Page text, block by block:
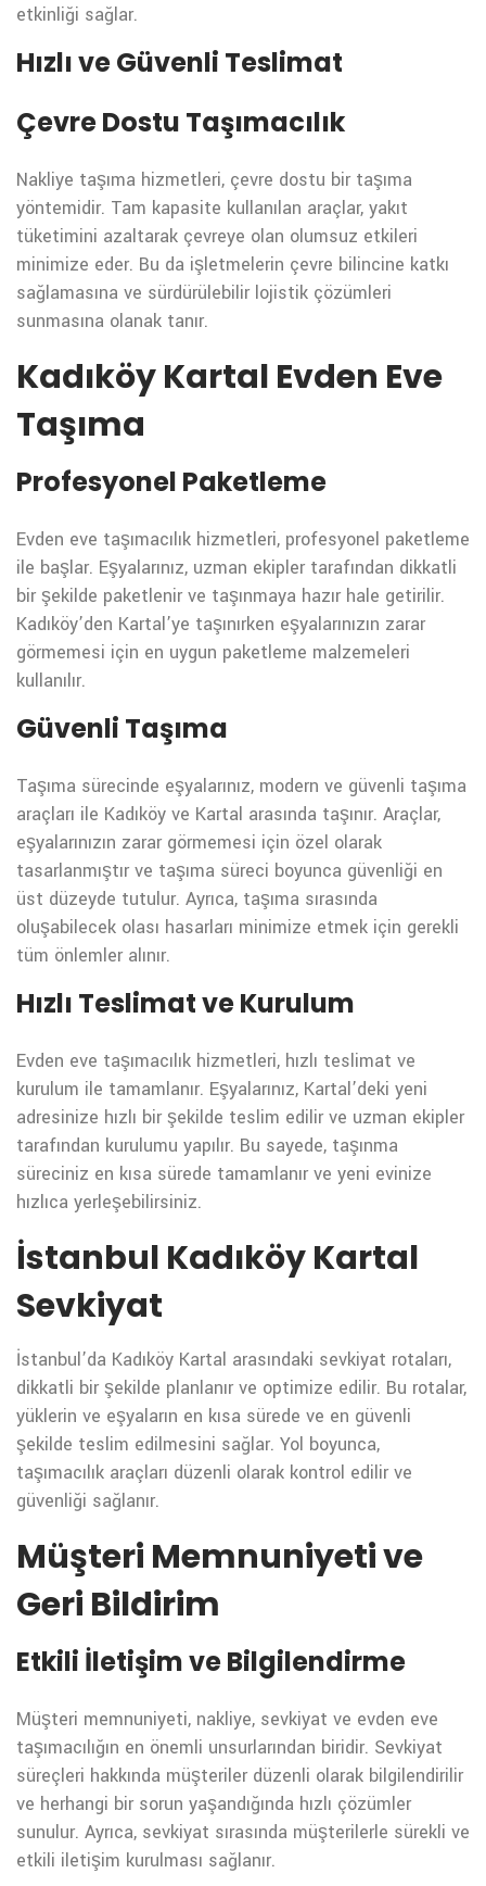
etkinliği sağlar.
Hızlı ve Güvenli Teslimat
Çevre Dostu Taşımacılık
Nakliye taşıma hizmetleri, çevre dostu bir taşıma
yöntemidir. Tam kapasite kullanılan araçlar, yakıt
tüketimini azaltarak çevreye olan olumsuz etkileri
minimize eder. Bu da işletmelerin çevre bilincine katkı
sağlamasına ve sürdürülebilir lojistik çözümleri
sunmasına olanak tanır.
Kadıköy Kartal Evden Eve
Taşıma
Profesyonel Paketleme
Evden eve taşımacılık hizmetleri, profesyonel paketleme
ile başlar. Eşyalarınız, uzman ekipler tarafından dikkatli
bir şekilde paketlenir ve taşınmaya hazır hale getirilir.
Kadıköy’den Kartal’ye taşınırken eşyalarınızın zarar
görmemesi için en uygun paketleme malzemeleri
kullanılır.
Güvenli Taşıma
Taşıma sürecinde eşyalarınız, modern ve güvenli taşıma
araçları ile Kadıköy ve Kartal arasında taşınır. Araçlar,
eşyalarınızın zarar görmemesi için özel olarak
tasarlanmıştır ve taşıma süreci boyunca güvenliği en
üst düzeyde tutulur. Ayrıca, taşıma sırasında
oluşabilecek olası hasarları minimize etmek için gerekli
tüm önlemler alınır.
Hızlı Teslimat ve Kurulum
Evden eve taşımacılık hizmetleri, hızlı teslimat ve
kurulum ile tamamlanır. Eşyalarınız, Kartal’deki yeni
adresinize hızlı bir şekilde teslim edilir ve uzman ekipler
tarafından kurulumu yapılır. Bu sayede, taşınma
süreciniz en kısa sürede tamamlanır ve yeni evinize
hızlıca yerleşebilirsiniz.
İstanbul Kadıköy Kartal
Sevkiyat
İstanbul’da Kadıköy Kartal arasındaki sevkiyat rotaları,
dikkatli bir şekilde planlanır ve optimize edilir. Bu rotalar,
yüklerin ve eşyaların en kısa sürede ve en güvenli
şekilde teslim edilmesini sağlar. Yol boyunca,
taşımacılık araçları düzenli olarak kontrol edilir ve
güvenliği sağlanır.
Müşteri Memnuniyeti ve
Geri Bildirim
Etkili İletişim ve Bilgilendirme
Müşteri memnuniyeti, nakliye, sevkiyat ve evden eve
taşımacılığın en önemli unsurlarından biridir. Sevkiyat
süreçleri hakkında müşteriler düzenli olarak bilgilendirilir
ve herhangi bir sorun yaşandığında hızlı çözümler
sunulur. Ayrıca, sevkiyat sırasında müşterilerle sürekli ve
etkili iletişim kurulması sağlanır.